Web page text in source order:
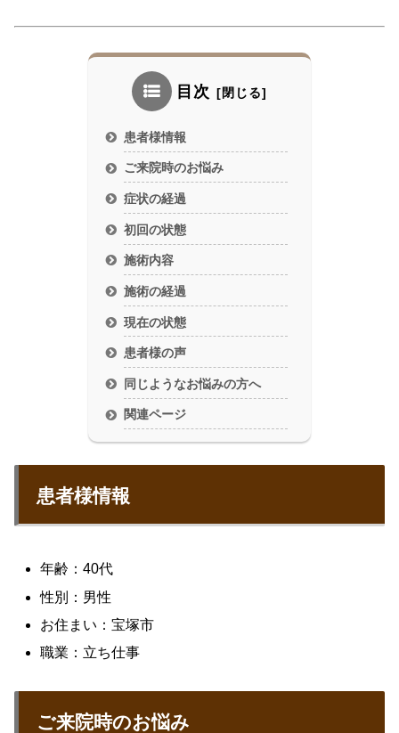
目次
患者様情報
ご来院時のお悩み
症状の経過
初回の状態
施術内容
施術の経過
現在の状態
患者様の声
同じようなお悩みの方へ
関連ページ
患者様情報
年齢：40代
性別：男性
お住まい：宝塚市
職業：立ち仕事
ご来院時のお悩み